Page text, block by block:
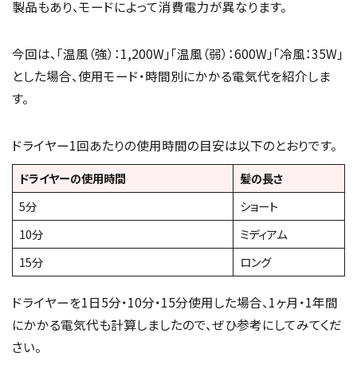
製品もあり、モードによって消費電力が異なります。
今回は、「温風（強）：1,200W」「温風（弱）：600W」「冷風：35W」
とした場合、使用モード・時間別にかかる電気代を紹介しま
す。
ドライヤー1回あたりの使用時間の目安は以下のとおりです。
ドライヤーの使用時間
髪の長さ
5分
ショート
10分
ミディアム
15分
ロング
ドライヤーを1日5分・10分・15分使用した場合、1ヶ月・1年間
にかかる電気代も計算しましたので、ぜひ参考にしてみてくだ
さい。